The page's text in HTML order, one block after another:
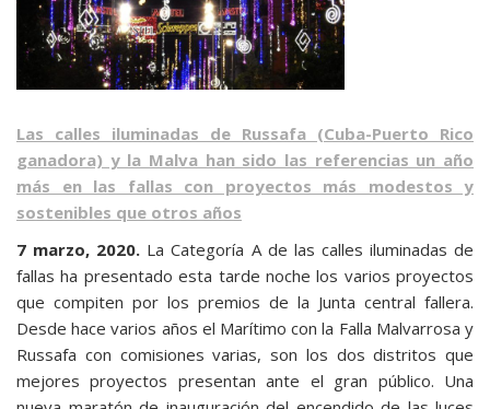
Las calles iluminadas de Russafa (Cuba-Puerto Rico
ganadora) y la Malva han sido las referencias un año
más en las fallas con proyectos más modestos y
sostenibles que otros años
7 marzo, 2020. La Categoría A de las calles iluminadas de
fallas ha presentado esta tarde noche los varios proyectos
que compiten por los premios de la Junta central fallera.
Desde hace varios años el Marítimo con la Falla Malvarrosa y
Russafa con comisiones varias, son los dos distritos que
mejores proyectos presentan ante el gran público. Una